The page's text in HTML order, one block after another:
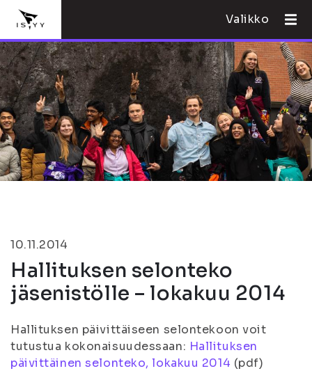
Valikko
10.11.2014
Hallituksen selonteko
jäsenistölle – lokakuu 2014
Hallituksen päivittäiseen selontekoon voit
tutustua kokonaisuudessaan: Hallituksen
päivittäinen selonteko, lokakuu 2014 (pdf)